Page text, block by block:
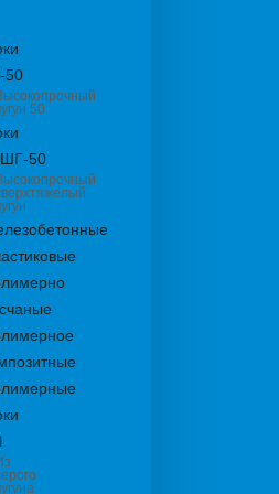
50
50
50